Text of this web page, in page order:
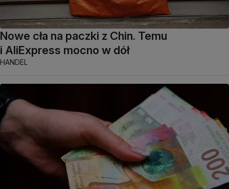
Nowe cła na paczki z Chin. Temu
i AliExpress mocno w dół
HANDEL